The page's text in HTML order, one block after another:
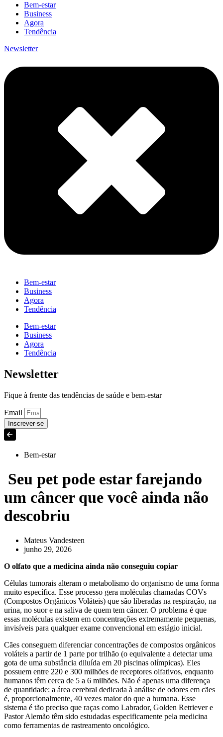
Bem-estar
Business
Agora
Tendência
Newsletter
Bem-estar
Business
Agora
Tendência
Bem-estar
Business
Agora
Tendência
Newsletter
Fique à frente das tendências de saúde e bem-estar
Email
Inscrever-se
Bem-estar
Seu pet pode estar farejando
um câncer que você ainda não
descobriu
Mateus Vandesteen
junho 29, 2026
O olfato que a medicina ainda não conseguiu copiar
Células tumorais alteram o metabolismo do organismo de uma forma
muito específica. Esse processo gera moléculas chamadas COVs
(Compostos Orgânicos Voláteis) que são liberadas na respiração, na
urina, no suor e na saliva de quem tem câncer. O problema é que
essas moléculas existem em concentrações extremamente pequenas,
invisíveis para qualquer exame convencional em estágio inicial.
Cães conseguem diferenciar concentrações de compostos orgânicos
voláteis a partir de 1 parte por trilhão (o equivalente a detectar uma
gota de uma substância diluída em 20 piscinas olímpicas). Eles
possuem entre 220 e 300 milhões de receptores olfativos, enquanto
humanos têm cerca de 5 a 6 milhões. Não é apenas uma diferença
de quantidade: a área cerebral dedicada à análise de odores em cães
é, proporcionalmente, 40 vezes maior do que a humana. Esse
sistema é tão preciso que raças como Labrador, Golden Retriever e
Pastor Alemão têm sido estudadas especificamente pela medicina
como ferramentas de rastreamento oncológico.